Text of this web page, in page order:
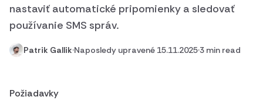
nastaviť automatické pripomienky a sledovať
používanie SMS správ.
Patrik Gallik·Naposledy upravené 15.11.2025·3 min read
Požiadavky